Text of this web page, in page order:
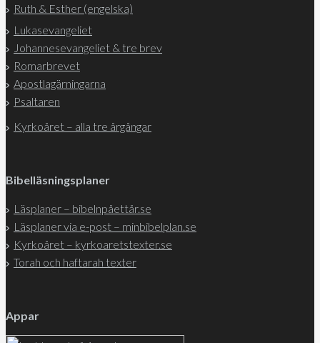
Ruth & Esther (engelska)
Lukasevangeliet
Johannesevangeliet & tre brev
Romarbrevet
Apostlagärningarna
Psaltaren
Kyrkoåret – alla tre årgångar
Bibelläsningsplaner
Läsplaner – bibelnpåettår.se
Läsplaner via e-post – minbibelplan.se
Kyrkoåret – kyrkoaretstexter.se
Torah och haftarah texter
Appar